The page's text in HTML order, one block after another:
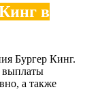
в
Бургер Кинг.
выплаты
а также